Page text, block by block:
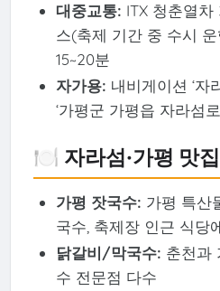
대중교통: ITX 청춘열
스(축제 기간 중 수시
15~20분
자가용: 내비게이션 ‘자
‘가평군 가평읍 자라섬
🍽️ 자라섬·가평 맛
가평 잣국수: 가평 특산
국수, 축제장 인근 식당
닭갈비/막국수: 춘천과
수 전문점 다수